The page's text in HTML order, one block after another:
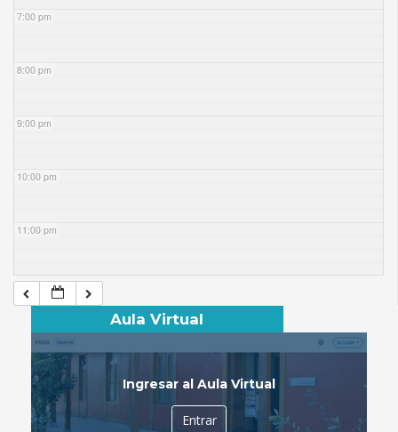
7:00 pm
8:00 pm
9:00 pm
10:00 pm
11:00 pm
Aula Virtual
Ingresar al Aula Virtual
Entrar